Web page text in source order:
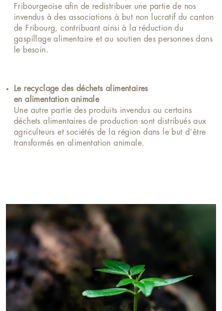
Fribourgeoise afin de redistribuer une partie de nos
invendus à des associations à but non lucratif du canton
de Fribourg, contribuant ainsi à la réduction du
gaspillage alimentaire et au soutien des personnes dans
le besoin.
Le recyclage des déchets alimentaires
en alimentation animale
Une autre partie des produits invendus ou certains
déchets alimentaires de production sont distribués aux
agriculteurs et sociétés de la région dans le but d’être
transformés en alimentation animale.